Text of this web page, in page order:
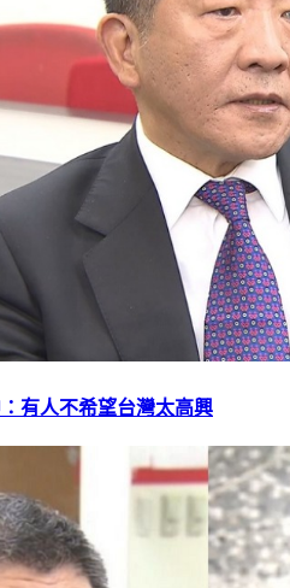
有人不希望台灣太高興